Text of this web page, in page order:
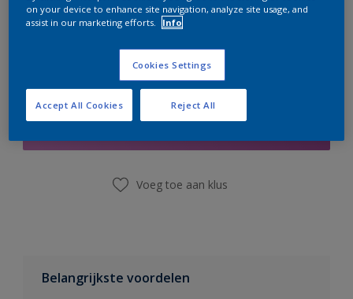
Boodschappenlijst
Voeg toe aan klus
Belangrijkste voordelen
on your device to enhance site navigation, analyze site usage, and
assist in our marketing efforts.
Info
Cookies Settings
Reject All
Accept All Cookies